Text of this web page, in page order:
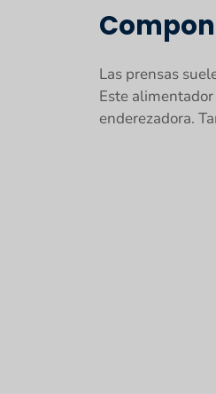
Las prensas
Este
enderezadora.